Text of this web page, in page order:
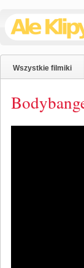
Wszystkie filmiki